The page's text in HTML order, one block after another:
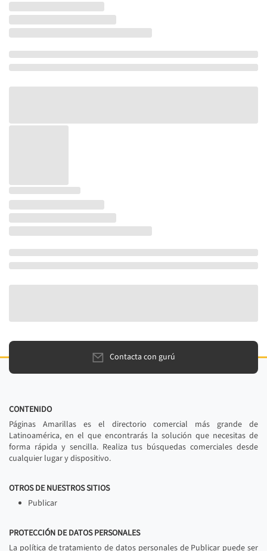
Contacta con gurú
CONTENIDO
Páginas Amarillas es el directorio comercial más grande de
Latinoamérica, en el que encontrarás la solución que necesitas de
forma rápida y sencilla. Realiza tus búsquedas comerciales desde
cualquier lugar y dispositivo.
OTROS DE NUESTROS SITIOS
Publicar
PROTECCIÓN DE DATOS PERSONALES
La política de tratamiento de datos personales de Publicar puede ser